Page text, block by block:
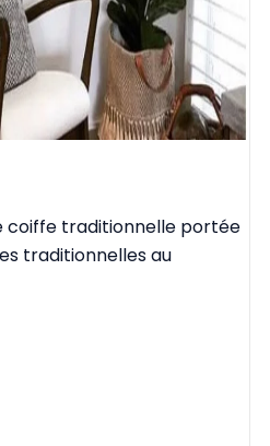
coiffe traditionnelle portée
traditionnelles au